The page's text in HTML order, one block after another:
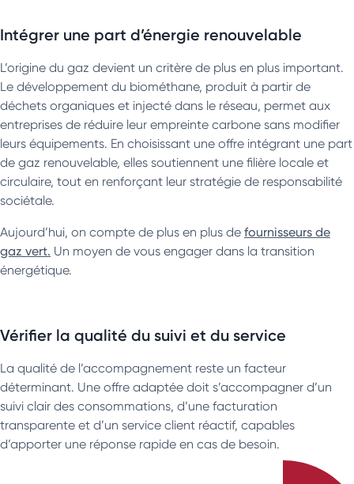
Intégrer une part d’énergie renouvelable
L’origine du gaz devient un critère de plus en plus important.
Le développement du biométhane, produit à partir de
déchets organiques et injecté dans le réseau, permet aux
entreprises de réduire leur empreinte carbone sans modifier
leurs équipements. En choisissant une offre intégrant une part
de gaz renouvelable, elles soutiennent une filière locale et
circulaire, tout en renforçant leur stratégie de responsabilité
sociétale.
Aujourd’hui, on compte de plus en plus de fournisseurs de
gaz vert. Un moyen de vous engager dans la transition
énergétique.
Vérifier la qualité du suivi et du service
La qualité de l’accompagnement reste un facteur
déterminant. Une offre adaptée doit s’accompagner d’un
suivi clair des consommations, d’une facturation
transparente et d’un service client réactif, capables
d’apporter une réponse rapide en cas de besoin.